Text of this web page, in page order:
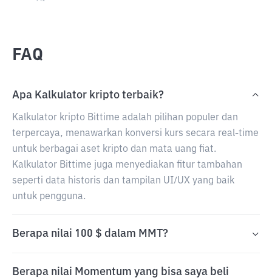
FAQ
Apa Kalkulator kripto terbaik?
Kalkulator kripto Bittime adalah pilihan populer dan
terpercaya, menawarkan konversi kurs secara real-time
untuk berbagai aset kripto dan mata uang fiat.
Kalkulator Bittime juga menyediakan fitur tambahan
seperti data historis dan tampilan UI/UX yang baik
untuk pengguna.
Berapa nilai 100 $ dalam MMT?
Berapa nilai Momentum yang bisa saya beli